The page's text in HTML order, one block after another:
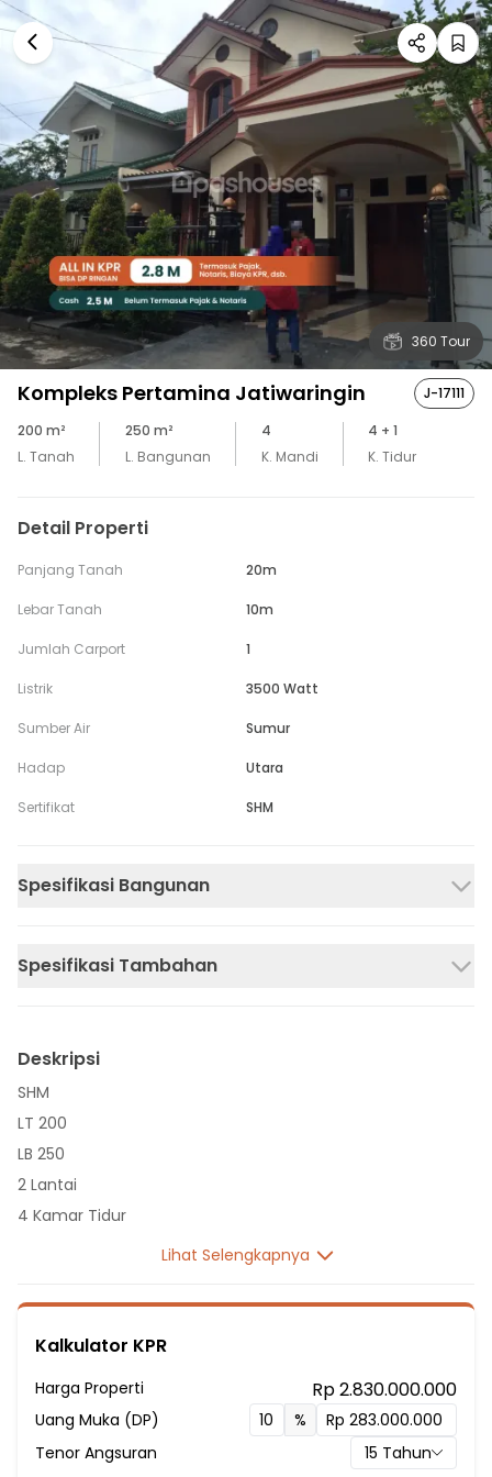
360 Tour
Kompleks Pertamina Jatiwaringin
J-17111
200 m²
L. Tanah
250 m²
L. Bangunan
4
K. Mandi
4 + 1
K. Tidur
Detail Properti
Panjang Tanah 20m
Lebar Tanah 10m
Jumlah Carport 1
Listrik 3500 Watt
Sumber Air Sumur
Hadap Utara
Sertifikat SHM
Spesifikasi Bangunan
Spesifikasi Tambahan
Deskripsi
SHM
LT 200
LB 250
2 Lantai
4 Kamar Tidur
1 Kamar Pembantu
Listrik 3500 VA
Sumber Air Tanah
Fasilitas Sekitar Hunian:
3 menit ke SMA Negeri 5 Bekasi
10 menit ke SMA Islam As-Syafi'iyah 02
Lihat Selengkapnya
Kalkulator KPR
Harga Properti Rp 2.830.000.000
Uang Muka (DP)
%
Tenor Angsuran
15 Tahun